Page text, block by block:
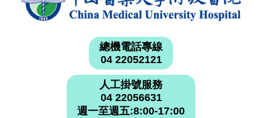
總機電話專線
04 22052121
人工掛號服務
04 22056631
週一至週五:8:00-17:00